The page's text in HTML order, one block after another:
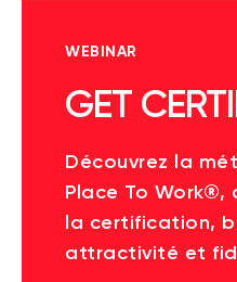
WEBINAR
GET
Découvrez la
Place To
la certification,
attractivité et